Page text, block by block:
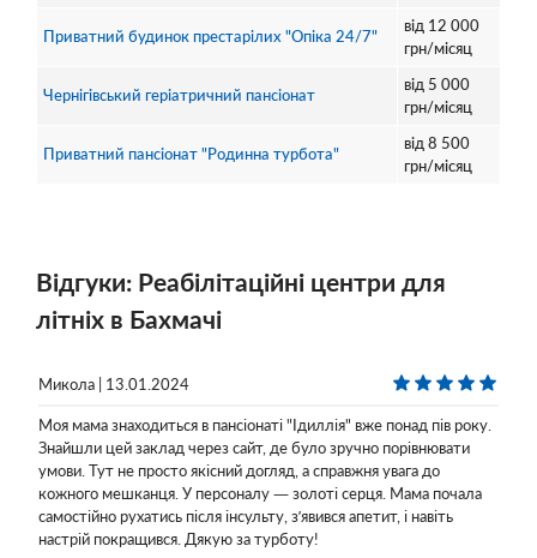
Приватний будинок престарілих "Опіка 24/7"
від 12 000
грн/місяц
Чернігівський геріатричний пансіонат
від 5 000
грн/місяц
Приватний пансіонат "Родинна турбота"
від 8 500
грн/місяц
Відгуки: Реабілітаційні центри для
літніх в Бахмачі
Микола | 13.01.2024
Моя мама знаходиться в пансіонаті "Ідиллія" вже понад пів року.
Знайшли цей заклад через сайт, де було зручно порівнювати
умови. Тут не просто якісний догляд, а справжня увага до
кожного мешканця. У персоналу — золоті серця. Мама почала
самостійно рухатись після інсульту, з’явився апетит, і навіть
настрій покращився. Дякую за турботу!